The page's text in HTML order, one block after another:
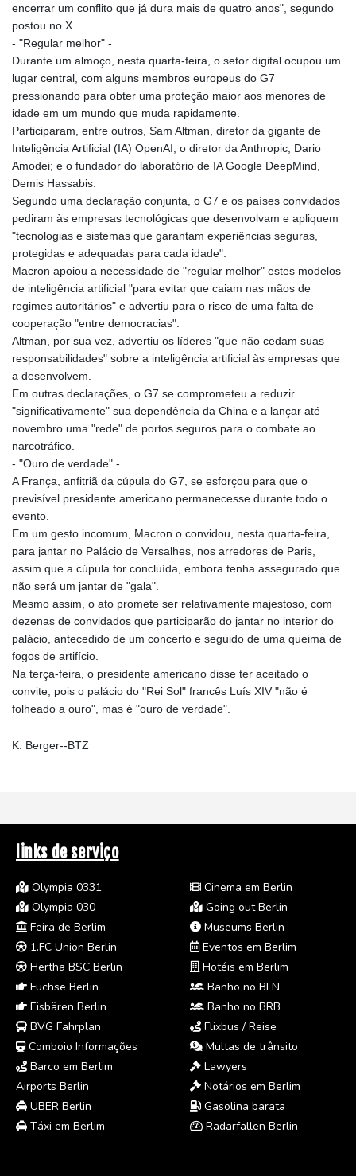
encerrar um conflito que já dura mais de quatro anos", segundo
postou no X.
- "Regular melhor" -
Durante um almoço, nesta quarta-feira, o setor digital ocupou um
lugar central, com alguns membros europeus do G7
pressionando para obter uma proteção maior aos menores de
idade em um mundo que muda rapidamente.
Participaram, entre outros, Sam Altman, diretor da gigante de
Inteligência Artificial (IA) OpenAI; o diretor da Anthropic, Dario
Amodei; e o fundador do laboratório de IA Google DeepMind,
Demis Hassabis.
Segundo uma declaração conjunta, o G7 e os países convidados
pediram às empresas tecnológicas que desenvolvam e apliquem
"tecnologias e sistemas que garantam experiências seguras,
protegidas e adequadas para cada idade".
Macron apoiou a necessidade de "regular melhor" estes modelos
de inteligência artificial "para evitar que caiam nas mãos de
regimes autoritários" e advertiu para o risco de uma falta de
cooperação "entre democracias".
Altman, por sua vez, advertiu os líderes "que não cedam suas
responsabilidades" sobre a inteligência artificial às empresas que
a desenvolvem.
Em outras declarações, o G7 se comprometeu a reduzir
"significativamente" sua dependência da China e a lançar até
novembro uma "rede" de portos seguros para o combate ao
narcotráfico.
- "Ouro de verdade" -
A França, anfitriã da cúpula do G7, se esforçou para que o
previsível presidente americano permanecesse durante todo o
evento.
Em um gesto incomum, Macron o convidou, nesta quarta-feira,
para jantar no Palácio de Versalhes, nos arredores de Paris,
assim que a cúpula for concluída, embora tenha assegurado que
não será um jantar de "gala".
Mesmo assim, o ato promete ser relativamente majestoso, com
dezenas de convidados que participarão do jantar no interior do
palácio, antecedido de um concerto e seguido de uma queima de
fogos de artifício.
Na terça-feira, o presidente americano disse ter aceitado o
convite, pois o palácio do "Rei Sol" francês Luís XIV "não é
folheado a ouro", mas é "ouro de verdade".
K. Berger--BTZ
links de serviço
Olympia 0331
Olympia 030
Feira de Berlim
1.FC Union Berlin
Hertha BSC Berlin
Füchse Berlin
Eisbären Berlin
BVG Fahrplan
Comboio Informações
Barco em Berlim
Airports Berlin
UBER Berlin
Táxi em Berlim
Cinema em Berlin
Going out Berlin
Museums Berlin
Eventos em Berlim
Hotéis em Berlim
Banho no BLN
Banho no BRB
Flixbus / Reise
Multas de trânsito
Lawyers
Notários em Berlim
Gasolina barata
Radarfallen Berlin